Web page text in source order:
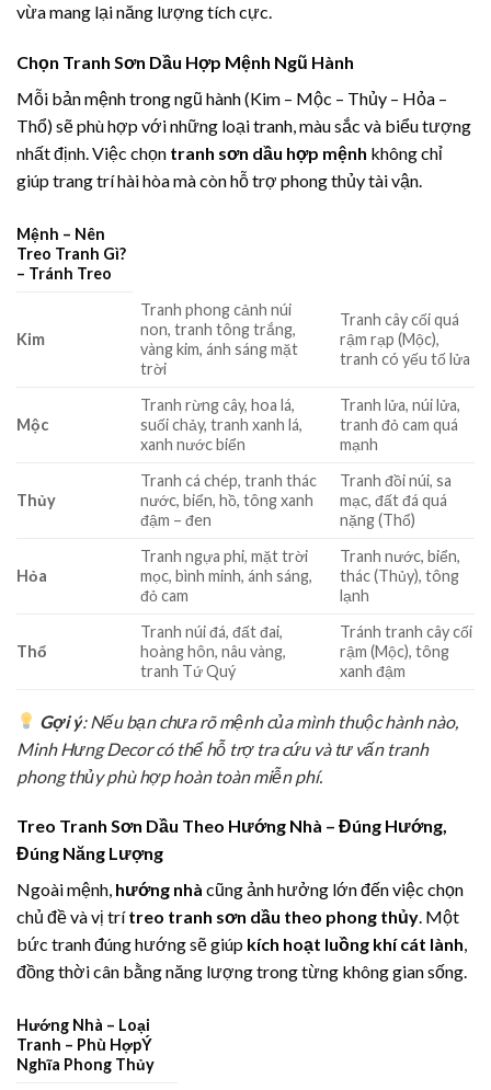
vừa mang lại năng lượng tích cực.
Chọn Tranh Sơn Dầu Hợp Mệnh Ngũ Hành
Mỗi bản mệnh trong ngũ hành (Kim – Mộc – Thủy – Hỏa –
Thổ) sẽ phù hợp với những loại tranh, màu sắc và biểu tượng
nhất định. Việc chọn tranh sơn dầu hợp mệnh không chỉ
giúp trang trí hài hòa mà còn hỗ trợ phong thủy tài vận.
Mệnh – Nên
Treo Tranh Gì?
– Tránh Treo
Kim
Tranh phong cảnh núi
non, tranh tông trắng,
vàng kim, ánh sáng mặt
trời
Tranh cây cối quá
rậm rạp (Mộc),
tranh có yếu tố lửa
Mộc
Tranh rừng cây, hoa lá,
suối chảy, tranh xanh lá,
xanh nước biển
Tranh lửa, núi lửa,
tranh đỏ cam quá
mạnh
Thủy
Tranh cá chép, tranh thác
nước, biển, hồ, tông xanh
đậm – đen
Tranh đồi núi, sa
mạc, đất đá quá
nặng (Thổ)
Hỏa
Tranh ngựa phi, mặt trời
mọc, bình minh, ánh sáng,
đỏ cam
Tranh nước, biển,
thác (Thủy), tông
lạnh
Thổ
Tranh núi đá, đất đai,
hoàng hôn, nâu vàng,
tranh Tứ Quý
Tránh tranh cây cối
rậm (Mộc), tông
xanh đậm
Gợi ý: Nếu bạn chưa rõ mệnh của mình thuộc hành nào,
Minh Hưng Decor có thể hỗ trợ tra cứu và tư vấn tranh
phong thủy phù hợp hoàn toàn miễn phí.
Treo Tranh Sơn Dầu Theo Hướng Nhà – Đúng Hướng,
Đúng Năng Lượng
Ngoài mệnh, hướng nhà cũng ảnh hưởng lớn đến việc chọn
chủ đề và vị trítreo tranh sơn dầu theo phong thủy. Một
bức tranh đúng hướng sẽ giúp kích hoạt luồng khí cát lành,
đồng thời cân bằng năng lượng trong từng không gian sống.
Hướng Nhà – Loại
Tranh – Phù HợpÝ
Nghĩa Phong Thủy